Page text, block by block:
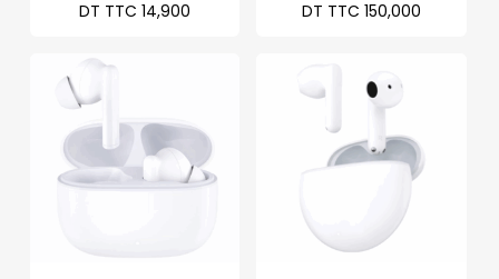
DT TTC 14,900 DT TTC 150,000Le